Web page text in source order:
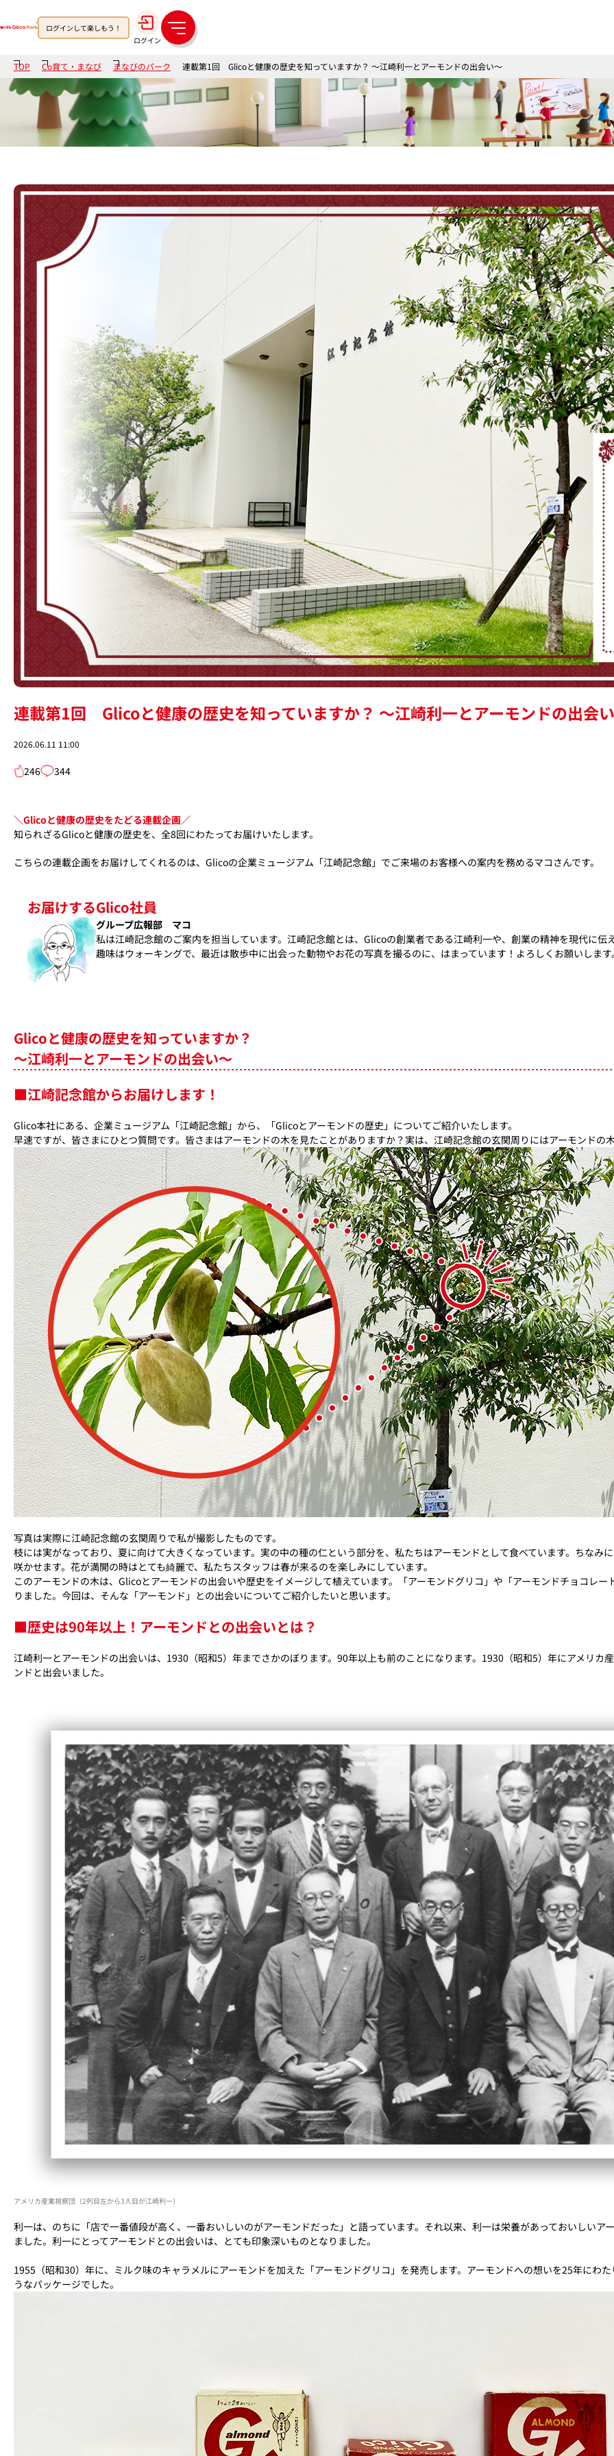
ログインして楽しもう！
ログイン
メ
ニ
ュ
TOP Co育て・まなび まなびのパーク 連載第1回 Glicoと健康の歴史を知っていますか？ ～江崎利一とアーモンドの出会い～
連載第1回 Glicoと健康の歴史を知っていますか？ ～江崎利一とアーモンドの出会
2026.06.11 11:00
246 344
＼Glicoと健康の歴史をたどる連載企画／
知られざるGlicoと健康の歴史を、全8回にわたってお届けいたします。
こちらの連載企画をお届けしてくれるのは、Glicoの企業ミュージアム「江崎記念館」でご来場のお客様への案内を務めるマコさんです。
お届けするGlico社員
グループ広報部 マコ
私は江崎記念館のご案内を担当しています。江崎記念館とは、Glicoの創業者である江崎利一や、創業の精神を現代に伝
趣味はウォーキングで、最近は散歩中に出会った動物やお花の写真を撮るのに、はまっています！よろしくお願いします
Glicoと健康の歴史を知っていますか？
～江崎利一とアーモンドの出会い～
■江崎記念館からお届けします！
Glico本社にある、企業ミュージアム「江崎記念館」から、「Glicoとアーモンドの歴史」についてご紹介いたします。
早速ですが、皆さまにひとつ質問です。皆さまはアーモンドの木を見たことがありますか？実は、江崎記念館の玄関周りにはアーモンドの
写真は実際に江崎記念館の玄関周りで私が撮影したものです。
枝には実がなっており、夏に向けて大きくなっています。実の中の種の仁という部分を、私たちはアーモンドとして食べています。ちな
咲かせます。花が満開の時はとても綺麗で、私たちスタッフは春が来るのを楽しみにしています。
このアーモンドの木は、Glicoとアーモンドの出会いや歴史をイメージして植えています。「アーモンドグリコ」や「アーモンドチョコレ
りました。今回は、そんな「アーモンド」との出会いについてご紹介したいと思います。
■歴史は90年以上！アーモンドとの出会いとは？
江崎利一とアーモンドの出会いは、1930（昭和5）年までさかのぼります。90年以上も前のことになります。1930（昭和5）年にアメリカ
ンドと出会いました。
アメリカ産業視察団（2列目左から3人目が江崎利一）
利一は、のちに「店で一番値段が高く、一番おいしいのがアーモンドだった」と語っています。それ以来、利一は栄養があっておいしい
ました。利一にとってアーモンドとの出会いは、とても印象深いものとなりました。
1955（昭和30）年に、ミルク味のキャラメルにアーモンドを加えた「アーモンドグリコ」を発売します。アーモンドへの想いを25年にわ
うなパッケージでした。